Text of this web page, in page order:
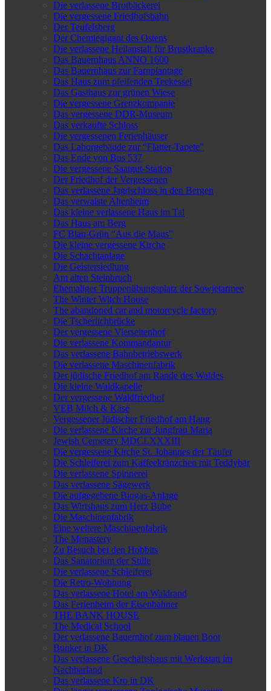
Die verlassene Brotbäckerei
Die vergessene Friedhofsbahn
Der Teufelsberg
Der Chemiegigant des Ostens
Die verlassene Heilanstalt für Brustkranke
Das Bauernhaus ANNO 1600
Das Bauernhaus zur Farnplantage
Das Haus zum pfeifenden Teekessel
Das Gasthaus zur grünen Wiese
Die vergessene Grenzkompanie
Das vergessene DDR-Museum
Das verkaufte Schloss
Die vergessenen Ferienhäuser
Das Laborgebäude zur “Flatter-Tapete”
Das Ende von Bus 537
Die vergessene Saatgut-Station
Der Friedhof der Vergessenen
Das verlassene Jagdschloss in den Bergen
Das verwaiste Altenheim
Das kleine verlassene Haus im Tal
Das Haus am Berg
FC Blau-Grün “Aus die Maus”
Die kleine vergessene Kirche
Die Schachtanlage
Die Geistersiedlung
Am alten Steinbruch
Ehemaliger Truppenübungsplatz der Sowjetarmee
The Winter Witch House
The abandoned car and motorcycle factory
Die Tscherlichbrücke
Der vergessene Vierseitenhof
Die verlassene Kommandantur
Das verlassene Bahnbetriebswerk
Die verlassene Maschinenfabrik
Der jüdische Friedhof am Rande des Waldes
Die kleine Waldkapelle
Der vergessene Waldfriedhof
VEB Milch & Käse
Vergessener Jüdischer Friedhof am Hang
Die verlassene Kirche zur Jungfrau Maria
Jewish Cemetery MDCLXXXIII
Die vergessene Kirche St. Johannes der Täufer
Die Schleiferei zum Kaffeekränzchen mit Teddybär
Die verlassene Spinnerei
Das verlassene Sägewerk
Die aufgegebene Biogas-Anlage
Das Wirtshaus zum Herz Bube
Die Maschinenfabrik
Eine weitere Maschinenfabrik
The Monastery
Zu Besuch bei den Hobbits
Das Sanatorium der Stille
Die verlassene Schleiferei
Die Retro-Wohnung
Das verlassene Hotel am Waldrand
Das Ferienheim der Eisenbahner
THE BANK HOUSE
The Medical School
Der verlassene Bauernhof zum blauen Boot
Bunker in DK
Das verlassene Geschäftshaus mit Werkstatt im
Nachbarland
Das verlassene Kro in DK